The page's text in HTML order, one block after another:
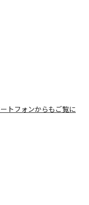
トフォンからもご覧に